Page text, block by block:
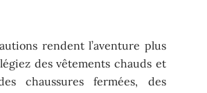
rendent l’aventure plus
des vêtements chauds et
chaussures fermées, des